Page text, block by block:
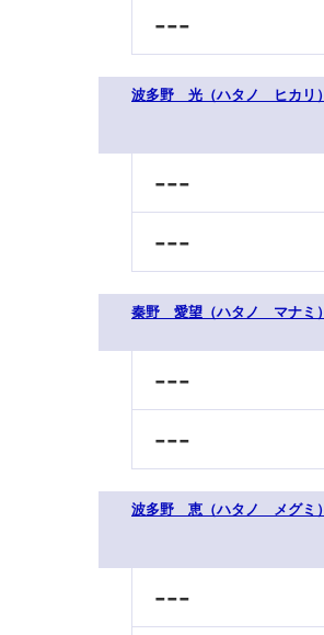
---
波多野 光（ハタノ ヒカリ）
---
---
秦野 愛望（ハタノ マナミ）
---
---
波多野 恵（ハタノ メグミ）
---